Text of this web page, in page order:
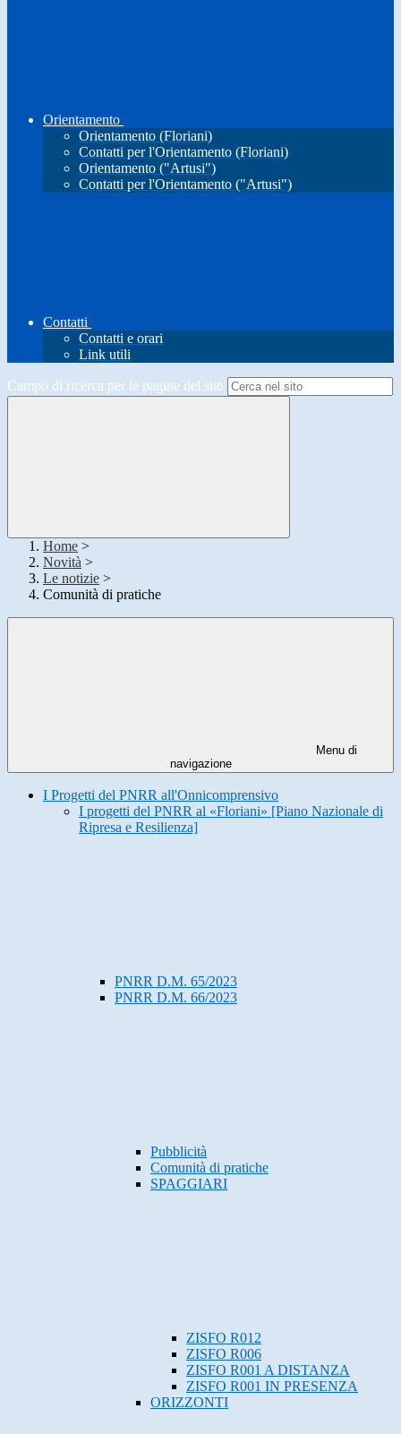
Orientamento
Orientamento (Floriani)
Contatti per l'Orientamento (Floriani)
Orientamento ("Artusi")
Contatti per l'Orientamento ("Artusi")
Contatti
Contatti e orari
Link utili
Campo di ricerca per le pagine del sito
Home >
Novità >
Le notizie >
Comunità di pratiche
Menu di
navigazione
I Progetti del PNRR all'Onnicomprensivo
I progetti del PNRR al «Floriani» [Piano Nazionale di
Ripresa e Resilienza]
PNRR D.M. 65/2023
PNRR D.M. 66/2023
Pubblicità
Comunità di pratiche
SPAGGIARI
ZISFO R012
ZISFO R006
ZISFO R001 A DISTANZA
ZISFO R001 IN PRESENZA
ORIZZONTI